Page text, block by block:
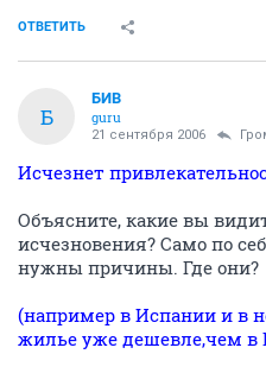
ОТВЕТИТЬ
Б
БИВ
guru
21 сентября 2006
Исчезнет
Объясните, какие вы
исчезновения? Само по
нужны причины. Где они?
(например в Испании и в
жилье уже дешевле,чем в